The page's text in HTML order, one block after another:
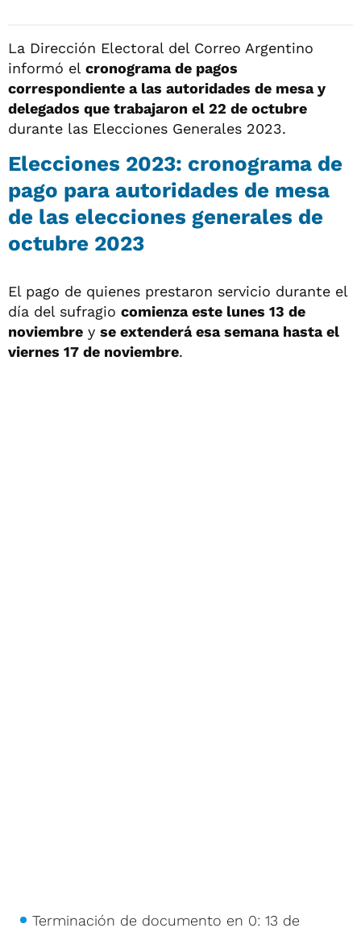
La Dirección Electoral del Correo Argentino
informó el cronograma de pagos
correspondiente a las autoridades de mesa y
delegados que trabajaron el 22 de octubre
durante las Elecciones Generales 2023.
Elecciones 2023: cronograma de
pago para autoridades de mesa
de las elecciones generales de
octubre 2023
El pago de quienes prestaron servicio durante el
día del sufragio comienza este lunes 13 de
noviembre y se extenderá esa semana hasta el
viernes 17 de noviembre.
Terminación de documento en 0: 13 de